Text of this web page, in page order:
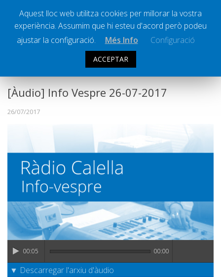
Societat
Successos
La Banqueta
Transmissions Esportives
Pòdcasts
Vídeos
Graella
Publicitat
Ràdio Calella Televisió
[Àudio] Info Vespre 26-07-2017
26/07/2017
00:05 00:00
▼ Descarregar l'arxiu d'àudio
Aquest lloc web utilitza cookies per millorar la vostra
experiència. Assumim que hi esteu d'acord però podeu
ajustar la configuració.
Més Info Configuració
ACCEPTAR